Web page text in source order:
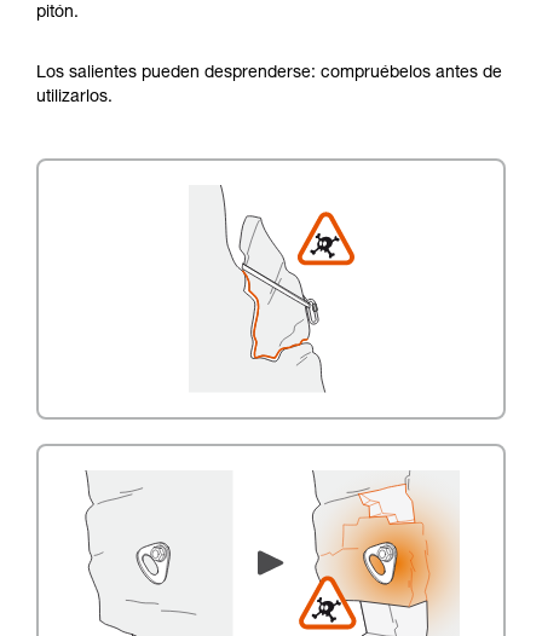
pitón.
Los salientes pueden desprenderse: compruébelos antes de
utilizarlos.